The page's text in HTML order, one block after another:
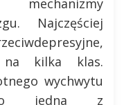
Najczęściej
na kilka klas.
wychwytu
to jedna z